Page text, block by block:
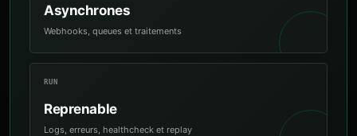
Asynchrones
Webhooks, queues et traitements
RUN
Reprenable
Logs, erreurs, healthcheck et replay